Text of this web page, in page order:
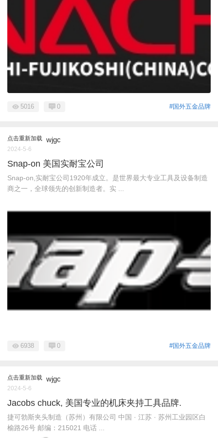
#国外五金品牌
5016 0
点击重新加载 wjgc
2024-5-6
Snap-on 美国实耐宝公司
Snap-on,实耐宝公司1920年成立。是世界最大专业工具及设备制造
商之一，全球领先的创新制造者。实 ...
#国外五金品牌
6938 0
点击重新加载 wjgc
2024-5-6
Jacobs chuck, 美国专业的机床夹持工具品牌.
捷可勃斯夹头制造（苏州）有限公司 中国 · 江苏 · 苏州工业园区白
榆路26号 邮编：215021 电话 ...